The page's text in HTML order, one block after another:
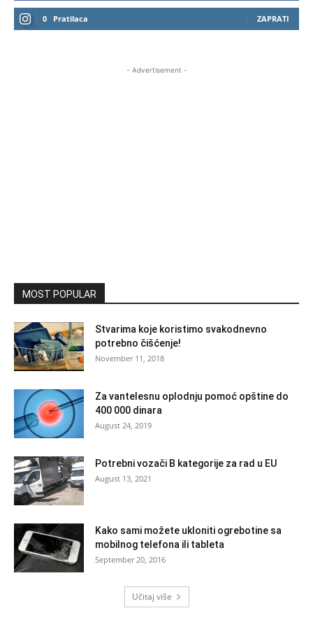
0 Pratilaca ZAPRATI
- Advertisement -
MOST POPULAR
Stvarima koje koristimo svakodnevno
potrebno čišćenje!
November 11, 2018
Za vantelesnu oplodnju pomoć opštine do
400 000 dinara
August 24, 2019
Potrebni vozači B kategorije za rad u EU
August 13, 2021
Kako sami možete ukloniti ogrebotine sa
mobilnog telefona ili tableta
September 20, 2016
Učitaj više